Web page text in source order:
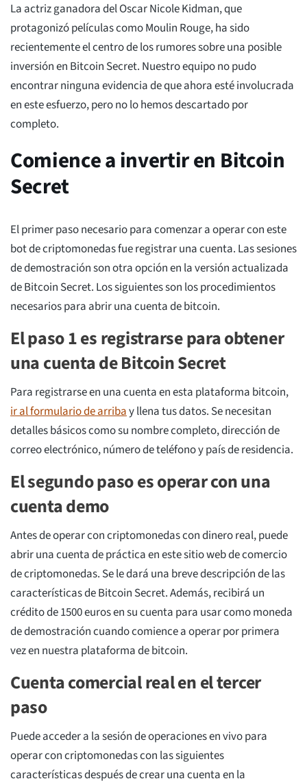
La actriz ganadora del Oscar Nicole Kidman, que
protagonizó películas como Moulin Rouge, ha sido
recientemente el centro de los rumores sobre una posible
inversión en Bitcoin Secret. Nuestro equipo no pudo
encontrar ninguna evidencia de que ahora esté involucrada
en este esfuerzo, pero no lo hemos descartado por
completo.
Comience a invertir en Bitcoin
Secret
El primer paso necesario para comenzar a operar con este
bot de criptomonedas fue registrar una cuenta. Las sesiones
de demostración son otra opción en la versión actualizada
de Bitcoin Secret. Los siguientes son los procedimientos
necesarios para abrir una cuenta de bitcoin.
El paso 1 es registrarse para obtener
una cuenta de Bitcoin Secret
Para registrarse en una cuenta en esta plataforma bitcoin,
ir al formulario de arribay llena tus datos. Se necesitan
detalles básicos como su nombre completo, dirección de
correo electrónico, número de teléfono y país de residencia.
El segundo paso es operar con una
cuenta demo
Antes de operar con criptomonedas con dinero real, puede
abrir una cuenta de práctica en este sitio web de comercio
de criptomonedas. Se le dará una breve descripción de las
características de Bitcoin Secret. Además, recibirá un
crédito de 1500 euros en su cuenta para usar como moneda
de demostración cuando comience a operar por primera
vez en nuestra plataforma de bitcoin.
Cuenta comercial real en el tercer
paso
Puede acceder a la sesión de operaciones en vivo para
operar con criptomonedas con las siguientes
características después de crear una cuenta en la